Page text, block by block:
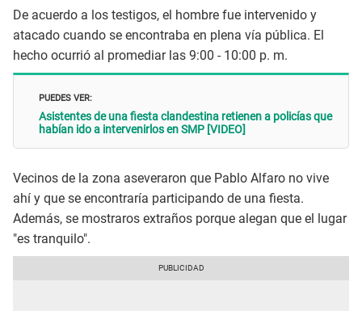
De acuerdo a los testigos, el hombre fue intervenido y
atacado cuando se encontraba en plena vía pública. El
hecho ocurrió al promediar las 9:00 - 10:00 p. m.
PUEDES VER:
Asistentes de una fiesta clandestina retienen a policías que
habían ido a intervenirlos en SMP [VIDEO]
Vecinos de la zona aseveraron que Pablo Alfaro no vive
ahí y que se encontraría participando de una fiesta.
Además, se mostraros extraños porque alegan que el lugar
"es tranquilo".